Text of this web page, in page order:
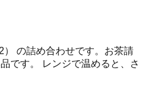
の詰め合わせです。お茶請
です。 レンジで温めると、さ